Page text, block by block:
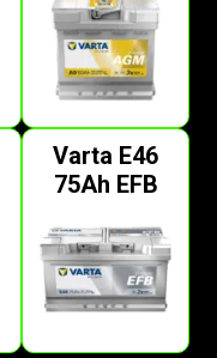
Varta E46
75Ah EFB